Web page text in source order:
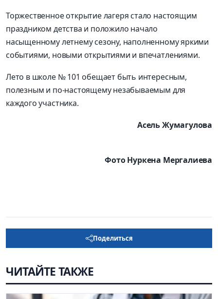
Торжественное открытие лагеря стало настоящим
праздником детства и положило начало
насыщенному летнему сезону, наполненному яркими
событиями, новыми открытиями и впечатлениями.
Лето в школе № 101 обещает быть интересным,
полезным и по-настоящему незабываемым для
каждого участника.
Асель Жумагулова
Фото Нуркена Мергалиева
Поделиться
ЧИТАЙТЕ ТАКЖЕ